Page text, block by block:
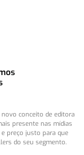
conceito de editora
presente nas mídias
preço justo para que
do seu segmento.